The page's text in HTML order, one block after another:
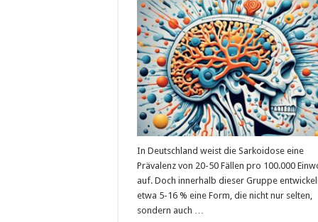
In Deutschland weist die Sarkoidose eine
Prävalenz von 20-50 Fällen pro 100.000
auf. Doch innerhalb dieser Gruppe
etwa 5-16 % eine Form, die nicht nur selten,
sondern auch …